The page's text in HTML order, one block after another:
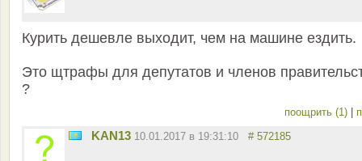
Курить дешевле выходит, чем на машине ездить.
Это щтрафы для депутатов и членов
?
поощрить (1)
KAN13 10.01.2017 в 19:31:10 # 572185